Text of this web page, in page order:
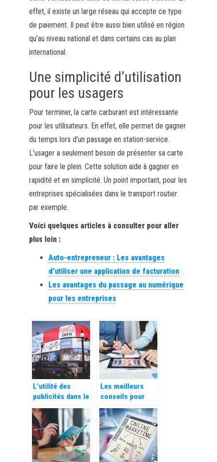
effet, il existe un large réseau qui accepte ce type
de paiement. Il peut être aussi bien utilisé en région
qu’au niveau national et dans certains cas au plan
international.
Une simplicité d’utilisation
pour les usagers
Pour terminer, la carte carburant est intéressante
pour les utilisateurs. En effet, elle permet de gagner
du temps lors d’un passage en station-service.
L’usager a seulement besoin de présenter sa carte
pour faire le plein. Cette solution aide à gagner en
rapidité et en simplicité. Un point important, pour les
entreprises spécialisées dans le transport routier
par exemple.
Voici quelques articles à consulter pour aller
plus loin :
Auto-entrepreneur : Les avantages
d’utiliser une application de facturation
Les avantages du passage au numérique
pour les entreprises
L’utilité des
publicités dans le
commerce
Les meilleurs
conseils pour
réussir sa
croissance
d’entreprise